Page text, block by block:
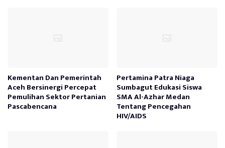
Kementan Dan Pemerintah
Aceh Bersinergi Percepat
Pemulihan Sektor Pertanian
Pascabencana
Pertamina Patra Niaga
Sumbagut Edukasi Siswa
SMA Al-Azhar Medan
Tentang Pencegahan
HIV/AIDS